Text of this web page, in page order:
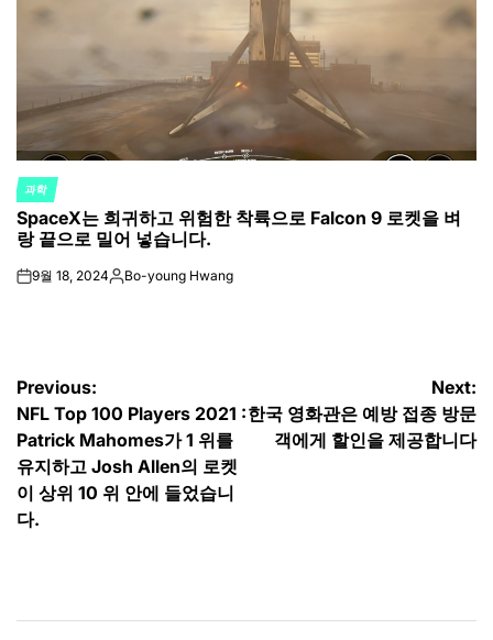
POSTED
IN
과학
SpaceX는 희귀하고 위험한 착륙으로 Falcon 9 로켓을 벼
랑 끝으로 밀어 넣습니다.
on9월 18, 2024Posted
Bo-young Hwang
글
탐
색
Previous:
NFL Top 100 Players 2021 :
Patrick Mahomes가 1 위를
유지하고 Josh Allen의 로켓
이 상위 10 위 안에 들었습니
다.
Next:
한국 영화관은 예방 접종 방문
객에게 할인을 제공합니다